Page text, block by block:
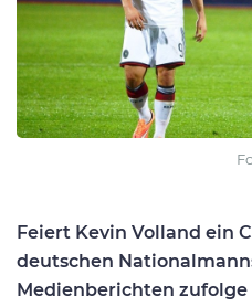
Feiert Kevin Volland ein
deutschen
Medienberichten